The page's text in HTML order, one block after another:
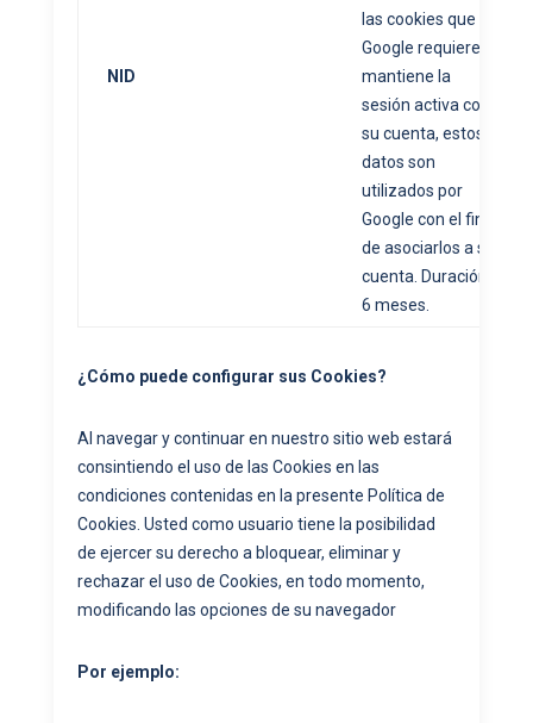
NID
las cookies que
Google requiere si
mantiene la
sesión activa con
su cuenta, estos
datos son
utilizados por
Google con el fin
de asociarlos a su
cuenta. Duración
6 meses.
¿Cómo puede configurar sus Cookies?
Al navegar y continuar en nuestro sitio web estará
consintiendo el uso de las Cookies en las
condiciones contenidas en la presente Política de
Cookies. Usted como usuario tiene la posibilidad
de ejercer su derecho a bloquear, eliminar y
rechazar el uso de Cookies, en todo momento,
modificando las opciones de su navegador
Por ejemplo: